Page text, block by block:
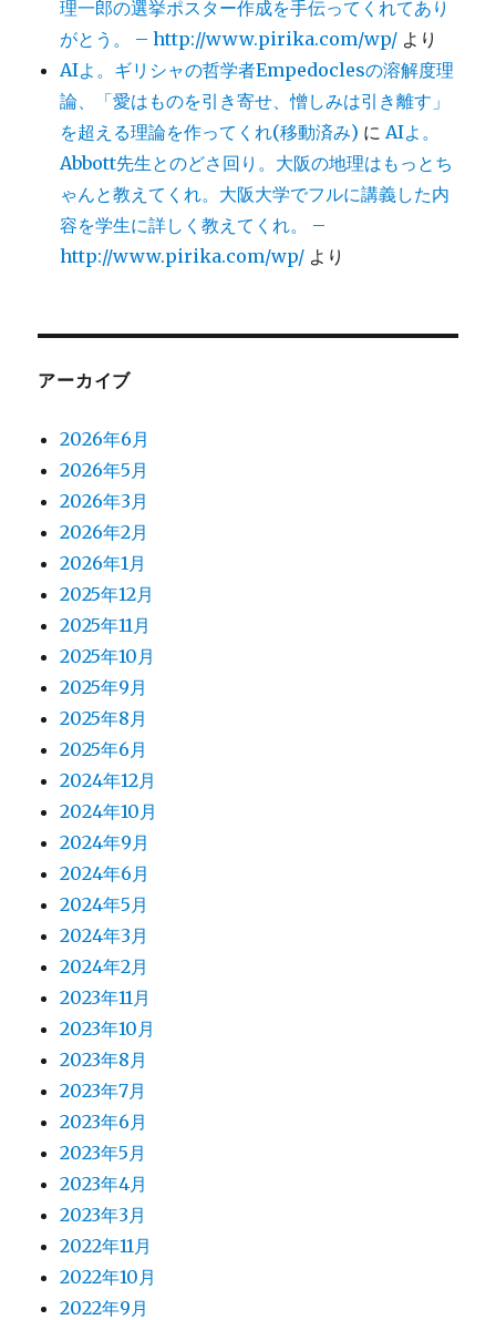
理一郎の選挙ポスター作成を手伝ってくれてあり
がとう。 – http://www.pirika.com/wp/ より
AIよ。ギリシャの哲学者Empedoclesの溶解度理
論、「愛はものを引き寄せ、憎しみは引き離す」
を超える理論を作ってくれ(移動済み) に AIよ。
Abbott先生とのどさ回り。大阪の地理はもっとち
ゃんと教えてくれ。大阪大学でフルに講義した内
容を学生に詳しく教えてくれ。 –
http://www.pirika.com/wp/ より
アーカイブ
2026年6月
2026年5月
2026年3月
2026年2月
2026年1月
2025年12月
2025年11月
2025年10月
2025年9月
2025年8月
2025年6月
2024年12月
2024年10月
2024年9月
2024年6月
2024年5月
2024年3月
2024年2月
2023年11月
2023年10月
2023年8月
2023年7月
2023年6月
2023年5月
2023年4月
2023年3月
2022年11月
2022年10月
2022年9月